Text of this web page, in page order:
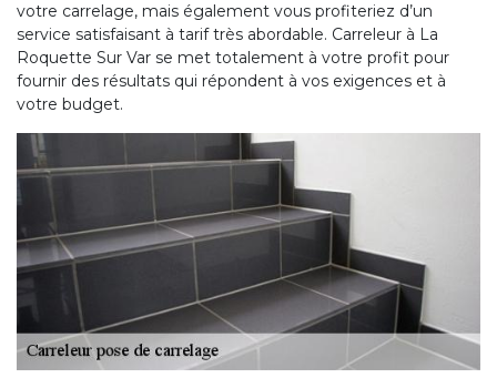
votre carrelage, mais également vous profiteriez d’un
service satisfaisant à tarif très abordable. Carreleur à La
Roquette Sur Var se met totalement à votre profit pour
fournir des résultats qui répondent à vos exigences et à
votre budget.